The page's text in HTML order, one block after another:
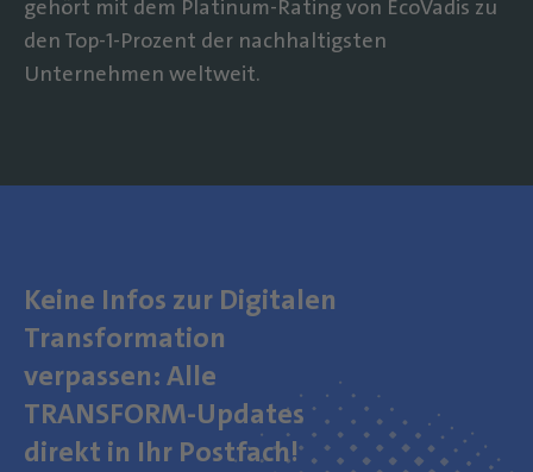
gehört mit dem Platinum-Rating von EcoVadis zu
den Top-1-Prozent der nachhaltigsten
Unternehmen weltweit.
Keine Infos zur Digitalen
Transformation
verpassen: Alle
TRANSFORM-Updates
direkt in Ihr Postfach!